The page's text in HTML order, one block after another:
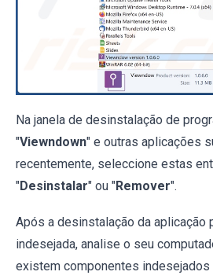
Na janela de desinstalação de
"Viewndown" e outras aplicações
recentemente, seleccione estas
"Desinstalar" ou "Remover".
Após a desinstalação da aplicação
indesejada, analise o seu
existem componentes